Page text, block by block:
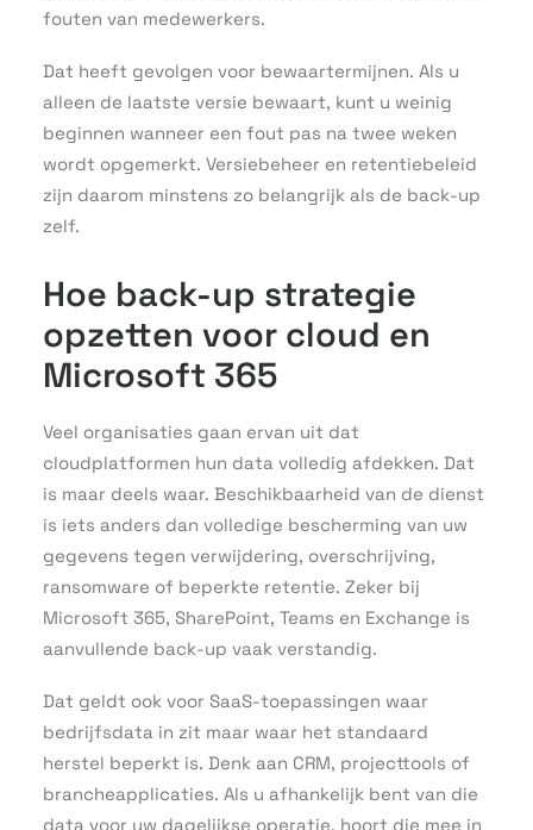
fouten van medewerkers.
Dat heeft gevolgen voor bewaartermijnen. Als u
alleen de laatste versie bewaart, kunt u weinig
beginnen wanneer een fout pas na twee weken
wordt opgemerkt. Versiebeheer en retentiebeleid
zijn daarom minstens zo belangrijk als de back-up
zelf.
Hoe back-up strategie
opzetten voor cloud en
Microsoft 365
Veel organisaties gaan ervan uit dat
cloudplatformen hun data volledig afdekken. Dat
is maar deels waar. Beschikbaarheid van de dienst
is iets anders dan volledige bescherming van uw
gegevens tegen verwijdering, overschrijving,
ransomware of beperkte retentie. Zeker bij
Microsoft 365, SharePoint, Teams en Exchange is
aanvullende back-up vaak verstandig.
Dat geldt ook voor SaaS-toepassingen waar
bedrijfsdata in zit maar waar het standaard
herstel beperkt is. Denk aan CRM, projecttools of
brancheapplicaties. Als u afhankelijk bent van die
data voor uw dagelijkse operatie, hoort die mee in